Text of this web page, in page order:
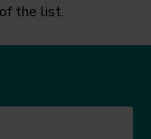
the list.